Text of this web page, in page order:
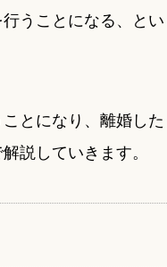
うことになる、と
とになり、離婚し
説していきます。